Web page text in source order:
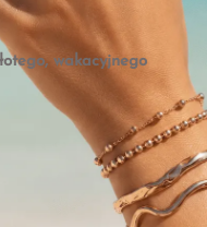
wakacyjnego